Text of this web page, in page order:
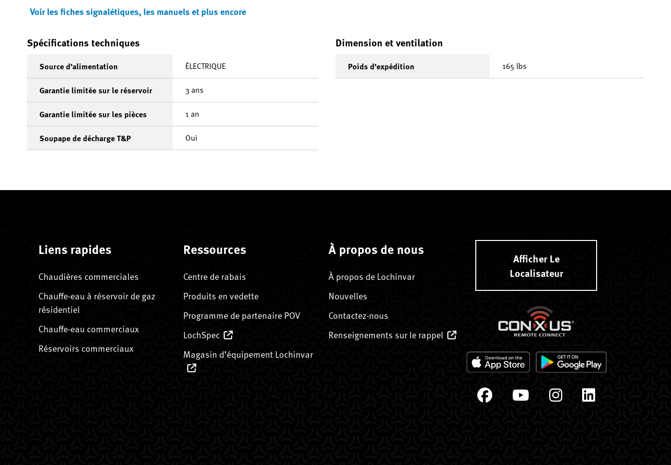
Voir les fiches signalétiques, les manuels et plus encore
Spécifications techniques
Source d’alimentation ÉLECTRIQUE
Garantie limitée sur le réservoir 3 ans
Garantie limitée sur les pièces 1 an
Soupape de décharge T&P Oui
Dimension et ventilation
Poids d’expédition 165 lbs
Liens rapides
Chaudières commerciales
Chauffe-eau à réservoir de gaz
résidentiel
Chauffe-eau commerciaux
Réservoirs commerciaux
Ressources
Centre de rabais
Produits en vedette
Programme de partenaire POV
LochSpec
Magasin d’équipement Lochinvar
À propos de nous
À propos de Lochinvar
Nouvelles
Contactez-nous
Renseignements sur le rappel
Afficher Le
Localisateur